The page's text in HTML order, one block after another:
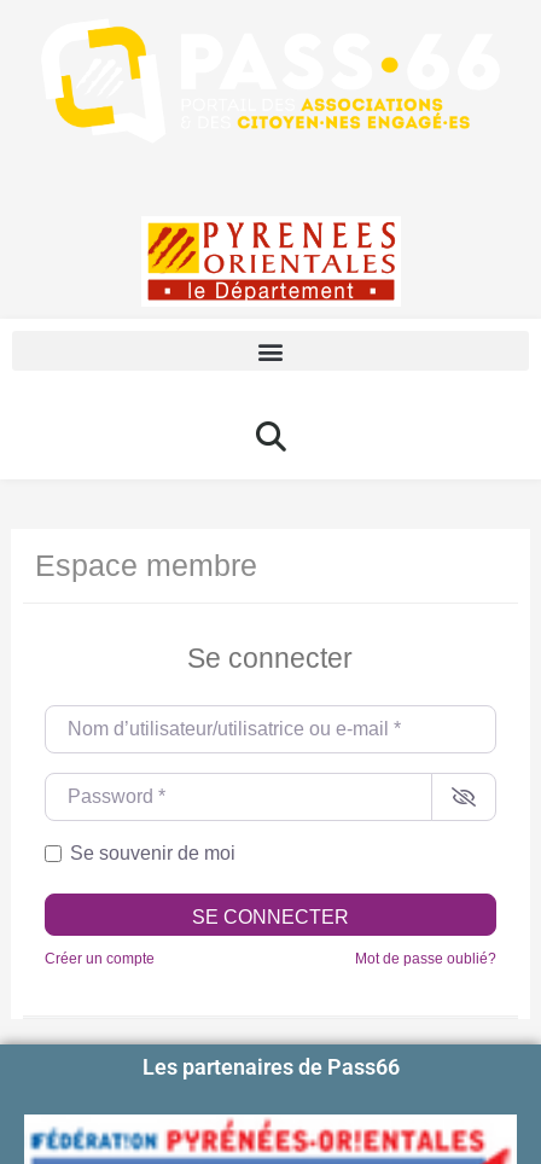
Espace membre
Se connecter
Nom d’utilisateur/utilisatrice ou e-mail
Password
Se souvenir de moi
SE CONNECTER
Créer un compte Mot de passe oublié?
Les partenaires de Pass66